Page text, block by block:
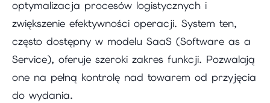
optymalizacja procesów logistycznych i
zwiększenie efektywności operacji. System ten,
często dostępny w modelu SaaS (Software as a
Service), oferuje szeroki zakres funkcji. Pozwalają
one na pełną kontrolę nad towarem od przyjęcia
do wydania.